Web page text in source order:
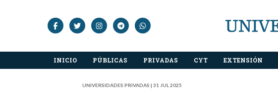
INICIO PÚBLICAS PRIVADAS CYT EXTENSIÓN
UNIVERSIDADES PRIVADAS | 31 JUL 2025